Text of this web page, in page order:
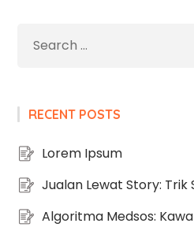
RECENT POSTS
Lorem Ipsum
Jualan Lewat Story: Trik
Algoritma Medsos: